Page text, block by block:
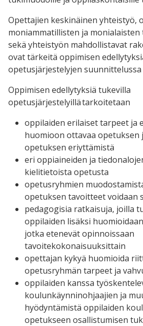
Opettajien keskinäinen yhteistyö,
moniammatillisten ja monialaisten
sekä yhteistyön mahdollistavat
ovat tärkeitä oppimisen
opetusjärjestelyjen
Oppimisen edellytyksiä tukevilla
opetusjärjestelyillä tarkoitetaan
oppilaiden erilaiset tarpeet ja
huomioon ottavaa opetuksen
opetuksen eriyttämistä
eri oppiaineiden ja
kielitietoista opetusta
opetusryhmien
opetuksen tavoitteet voidaan
pedagogisia ratkaisuja, joilla
oppilaiden lisäksi
jotka etenevät opinnoissaan
tavoitekokonaisuuksittain
opettajan kykyä huomioida
opetusryhmän tarpeet ja
oppilaiden kanssa
koulunkäynninohjaajien ja
hyödyntämistä oppilaiden
opetukseen osallistumisen